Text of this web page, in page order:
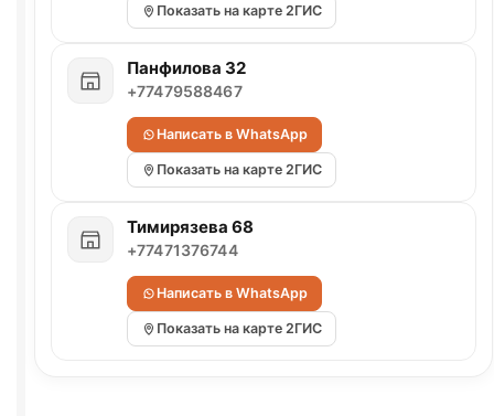
Показать на карте 2ГИС
Панфилова 32
+77479588467
Написать в WhatsApp
Показать на карте 2ГИС
Тимирязева 68
+77471376744
Написать в WhatsApp
Показать на карте 2ГИС